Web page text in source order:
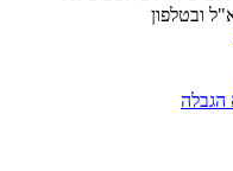
ובטלפון
הגבלה